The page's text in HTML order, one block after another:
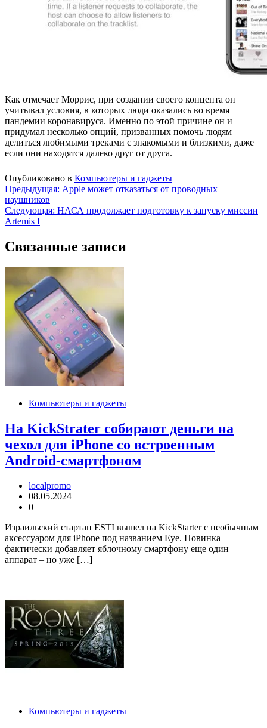
Как отмечает Моррис, при создании своего концепта он
учитывал условия, в которых люди оказались во время
пандемии коронавируса. Именно по этой причине он и
придумал несколько опций, призванных помочь людям
делиться любимыми треками с знакомыми и близкими, даже
если они находятся далеко друг от друга.
Опубликовано в Компьютеры и гаджеты
Навигация
по
записям
Предыдущая: Apple может отказаться от проводных
наушников
Следующая: НАСА продолжает подготовку к запуску миссии
Artemis I
Связанные записи
Компьютеры и гаджеты
На KickStrater собирают деньги на
чехол для iPhone со встроенным
Android-смартфоном
localpromo
08.05.2024
0
Израильский стартап ESTI вышел на KickStarter с необычным
аксессуаром для iPhone под названием Eye. Новинка
фактически добавляет яблочному смартфону еще один
аппарат – но уже […]
Компьютеры и гаджеты